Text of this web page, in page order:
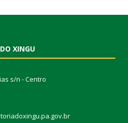
XINGU
s/n - Centro